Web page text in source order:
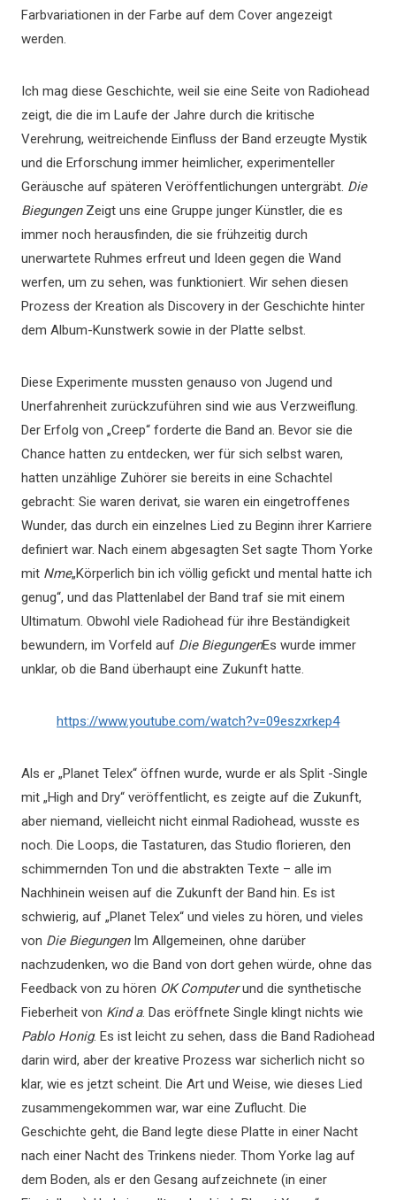
Farbvariationen in der Farbe auf dem Cover angezeigt
werden.
Ich mag diese Geschichte, weil sie eine Seite von Radiohead
zeigt, die die im Laufe der Jahre durch die kritische
Verehrung, weitreichende Einfluss der Band erzeugte Mystik
und die Erforschung immer heimlicher, experimenteller
Geräusche auf späteren Veröffentlichungen untergräbt. Die
BiegungenZeigt uns eine Gruppe junger Künstler, die es
immer noch herausfinden, die sie frühzeitig durch
unerwartete Ruhmes erfreut und Ideen gegen die Wand
werfen, um zu sehen, was funktioniert. Wir sehen diesen
Prozess der Kreation als Discovery in der Geschichte hinter
dem Album-Kunstwerk sowie in der Platte selbst.
Diese Experimente mussten genauso von Jugend und
Unerfahrenheit zurückzuführen sind wie aus Verzweiflung.
Der Erfolg von „Creep“ forderte die Band an. Bevor sie die
Chance hatten zu entdecken, wer für sich selbst waren,
hatten unzählige Zuhörer sie bereits in eine Schachtel
gebracht: Sie waren derivat, sie waren ein eingetroffenes
Wunder, das durch ein einzelnes Lied zu Beginn ihrer Karriere
definiert war. Nach einem abgesagten Set sagte Thom Yorke
mit Nme„Körperlich bin ich völlig gefickt und mental hatte ich
genug“, und das Plattenlabel der Band traf sie mit einem
Ultimatum. Obwohl viele Radiohead für ihre Beständigkeit
bewundern, im Vorfeld auf Die BiegungenEs wurde immer
unklar, ob die Band überhaupt eine Zukunft hatte.
https://www.youtube.com/watch?v=09eszxrkep4
Als er „Planet Telex“ öffnen wurde, wurde er als Split -Single
mit „High and Dry“ veröffentlicht, es zeigte auf die Zukunft,
aber niemand, vielleicht nicht einmal Radiohead, wusste es
noch. Die Loops, die Tastaturen, das Studio florieren, den
schimmernden Ton und die abstrakten Texte – alle im
Nachhinein weisen auf die Zukunft der Band hin. Es ist
schwierig, auf „Planet Telex“ und vieles zu hören, und vieles
von Die BiegungenIm Allgemeinen, ohne darüber
nachzudenken, wo die Band von dort gehen würde, ohne das
Feedback von zu hören OK Computerund die synthetische
Fieberheit von Kind a. Das eröffnete Single klingt nichts wie
Pablo Honig. Es ist leicht zu sehen, dass die Band Radiohead
darin wird, aber der kreative Prozess war sicherlich nicht so
klar, wie es jetzt scheint. Die Art und Weise, wie dieses Lied
zusammengekommen war, war eine Zuflucht. Die
Geschichte geht, die Band legte diese Platte in einer Nacht
nach einer Nacht des Trinkens nieder. Thom Yorke lag auf
dem Boden, als er den Gesang aufzeichnete (in einer